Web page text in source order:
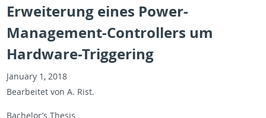
Erweiterung eines Power-
Management-Controllers um
Hardware-Triggering
Jan­u­ary 1, 2018
Bear­beitet von A. Rist.
Bach­e­lor’s The­sis